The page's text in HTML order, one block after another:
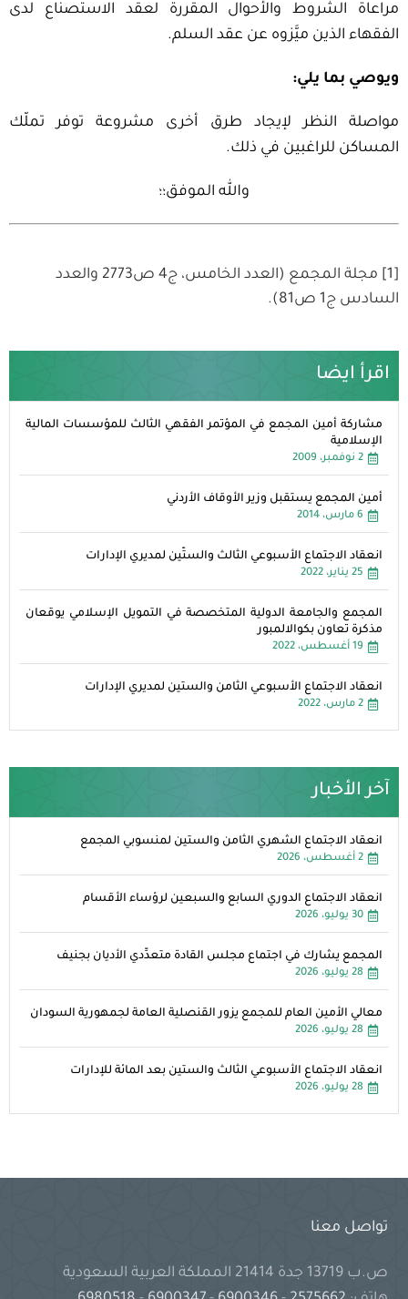
مراعاة الشروط والأحوال المقررة لعقد الاستصناع لدى
الفقهاء الذين ميَّزوه عن عقد السلم.
ويوصي بما يلي:
مواصلة النظر لإيجاد طرق أخرى مشروعة توفر تملّك
المساكن للراغبين في ذلك.
والله الموفق؛؛
[1] مجلة المجمع (العدد الخامس، ج4 ص2773 والعدد
السادس ج1 ص81).
اقرأ ايضا
مشاركة أمين المجمع في المؤتمر الفقهي الثالث للمؤسسات المالية
الإسلامية
2 نوفمبر، 2009
أمين المجمع يستقبل وزير الأوقاف الأردني
6 مارس، 2014
انعقاد الاجتماع الأسبوعي الثالث والستّين لمديري الإدارات
25 يناير، 2022
المجمع والجامعة الدولية المتخصصة في التمويل الإسلامي يوقعان
مذكرة تعاون بكوالالمبور
19 أغسطس، 2022
انعقاد الاجتماع الأسبوعي الثامن والستين لمديري الإدارات
2 مارس، 2022
آخر الأخبار
انعقاد الاجتماع الشهري الثامن والستين لمنسوبي المجمع
2 أغسطس، 2026
انعقاد الاجتماع الدوري السابع والسبعين لرؤساء الأقسام
30 يوليو، 2026
المجمع يشارك في اجتماع مجلس القادة متعدِّدي الأديان بجنيف
28 يوليو، 2026
معالي الأمين العام للمجمع يزور القنصلية العامة لجمهورية السودان
28 يوليو، 2026
انعقاد الاجتماع الأسبوعي الثالث والستين بعد المائة للإدارات
28 يوليو، 2026
تواصل معنا
ص.ب 13719 جدة 21414 المملكة العربية السعودية